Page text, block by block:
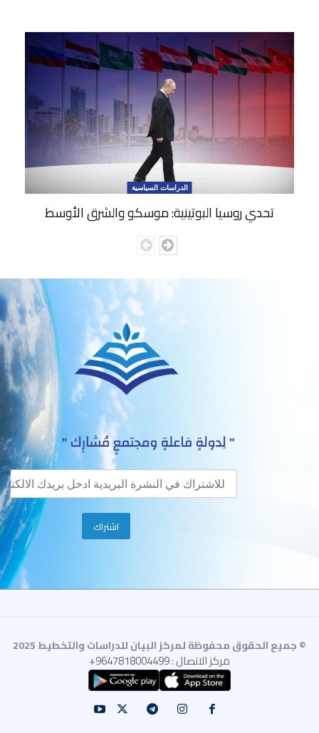
الدراسات السياسية
تحدي روسيا البوتينية: موسكو والشرق الأوسط
© جميع الحقوق محفوظة لمركز البيان للدراسات والتخطيط 2025
مركز الاتصال : 9647818004499+